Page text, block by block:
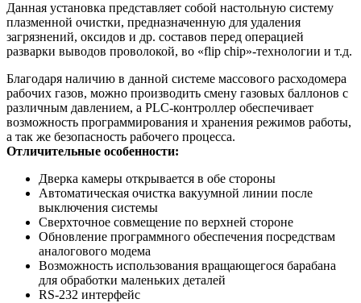
Данная установка представляет собой настольную систему
плазменной очистки, предназначенную для удаления
загрязнений, оксидов и др. составов перед операцией
разварки выводов проволокой, во «flip chip»-технологии и т.д.
Благодаря наличию в данной системе массового расходомера
рабочих газов, можно производить смену газовых баллонов с
различным давлением, а PLC-контроллер обеспечивает
возможность программирования и хранения режимов работы,
а так же безопасность рабочего процесса.
Отличительные особенности:
Дверка камеры открывается в обе стороны
Автоматическая очистка вакуумной линии после
выключения системы
Сверхточное совмещение по верхней стороне
Обновление программного обеспечения посредствам
аналогового модема
Возможность использования вращающегося барабана
для обработки маленьких деталей
RS-232 интерфейс